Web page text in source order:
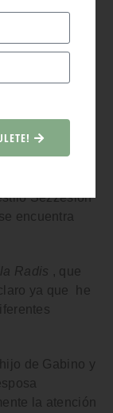
también por la
principal así
de hierro
de
la primera
Sezzesión
encuentra
Radis , que
ya que he
de Gabino y
la atención